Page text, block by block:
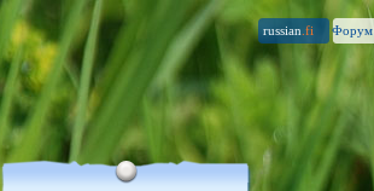
russian .fi Форум